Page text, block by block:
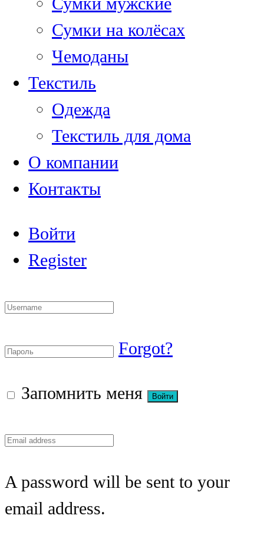
Сумки на колёсах
Чемоданы
Текстиль
Одежда
Текстиль для дома
О компании
Контакты
Войти
Register
Forgot?
Запомнить меня
A password will be sent to your
email address.